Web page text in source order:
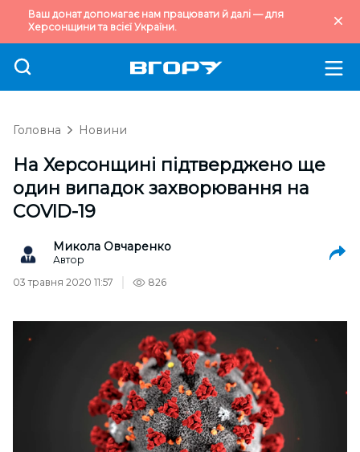
Ваш донат допомагає нам працювати й далі — для
Херсонщини та всієї України.
Головна Новини
На Херсонщині підтверджено ще
один випадок захворювання на
COVID-19
Микола Овчаренко
Автор
03 травня 2020 11:57
826